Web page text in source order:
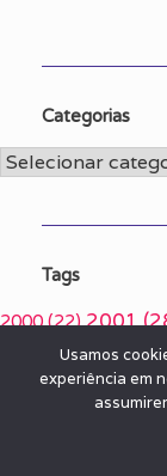
Categorias
Categorias
Tags
2000(22) 2001
2006(22)
2012(23)
Usamos
experiência em